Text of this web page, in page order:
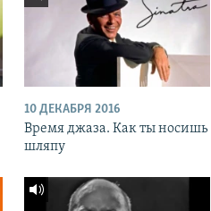
10 ДЕКАБРЯ 2016
Время джаза. Как ты носишь
шляпу